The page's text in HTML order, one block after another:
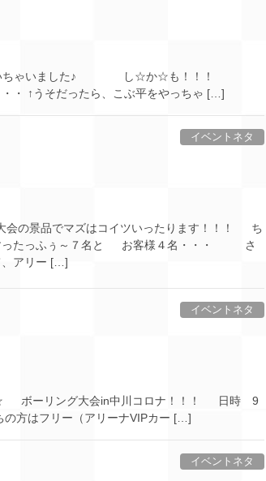
ん頂いちゃいました♪ し☆か☆も！！！
・ ↑うそだったら、こぶ平をやっちゃ […]
イベントネタ
会の景品でマズはコイツいったります！！！ ち
ったっふぅ～７名と お客様４名・・・ さ
アリー […]
イベントネタ
ボーリング大会in中川コロナ！！！ 日時 9
方はフリー（アリーナVIPカー […]
イベントネタ